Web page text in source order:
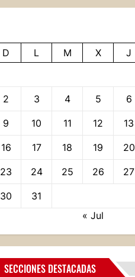
D L M X J
2 3 4 5 6
9 10 11 12 13
16 17 18 19 20
23 24 25 26 27
30
31
« Jul
SECCIONES DESTACADAS